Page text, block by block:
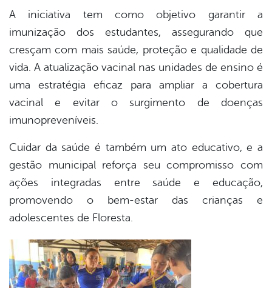
A iniciativa tem como objetivo garantir a
imunização dos estudantes, assegurando que
cresçam com mais saúde, proteção e qualidade de
vida. A atualização vacinal nas unidades de ensino é
uma estratégia eficaz para ampliar a cobertura
vacinal e evitar o surgimento de doenças
imunopreveníveis.
Cuidar da saúde é também um ato educativo, e a
gestão municipal reforça seu compromisso com
ações integradas entre saúde e educação,
promovendo o bem-estar das crianças e
adolescentes de Floresta.